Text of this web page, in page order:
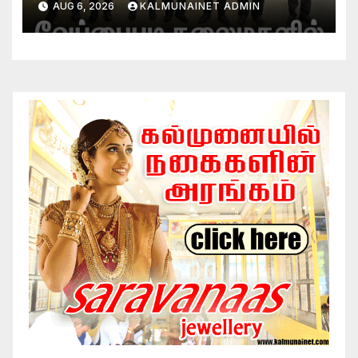
AUG 6, 2026 KALMUNAINET ADMIN